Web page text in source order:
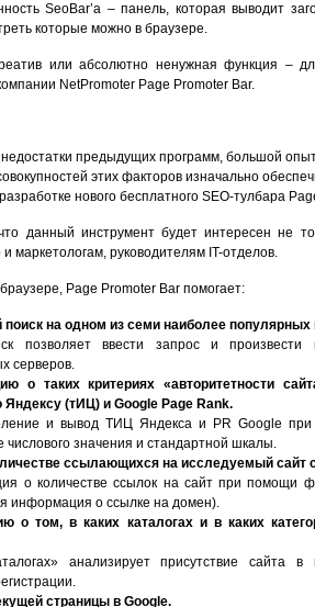
SeoBar’a – панель, которая выводит
которые можно в браузере.
или абсолютно ненужная функция –
NetPromoter Page Promoter Bar.
недостатки предыдущих программ, большой
этих факторов изначально
нового бесплатного SEO-тулбара
данный инструмент будет интересен не
маркетологам, руководителям IT-отделов.
Page Promoter Bar помогает:
на одном из семи наиболее популярных
позволяет ввести запрос и
серверов.
о таких критериях «авторитетности
Яндексу (тИЦ) и Google Page Rank.
и вывод ТИЦ Яндекса и PR Google
числового значения и стандартной шкалы.
ссылающихся на исследуемый сайт
о количестве ссылок на сайт при помощи
информация о ссылке на домен).
о том, в каких каталогах и в каких
анализирует присутствие сайта в
страницы в Google.